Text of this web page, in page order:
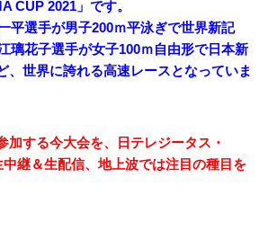
CUP 2021」です。
平選手が男子200ｍ平泳ぎで世界新記
璃花子選手が女子100ｍ自由形で日本新
、世界に誇れる高速レースとなっていま
加する今大会を、日テレジータス・
継＆生配信、地上波では注目の種目を